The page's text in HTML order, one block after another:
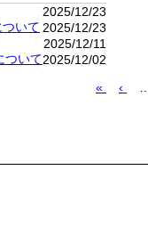
2025/12/23
いて 2025/12/23
2025/12/11
ついて2025/12/02
先
«
前
‹